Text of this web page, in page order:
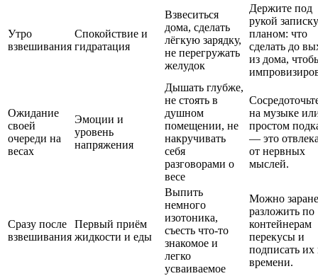
Утро
взвешивания
Спокойствие и
гидратация
Взвеситься
дома, сделать
лёгкую зарядку,
не перегружать
желудок
Держите под
рукой
планом: что
сделать до
из дома,
Ожидание
своей
очереди на
весах
Эмоции и
уровень
напряжения
Дышать глубже,
не стоять в
душном
помещении, не
накручивать
себя
разговорами о
весе
на музыке
простом
— это
от нервных
мыслей.
Сразу после
взвешивания
Первый приём
жидкости и еды
Выпить
немного
изотоника,
съесть что-то
знакомое и
легко
усваиваемое
Можно
разложить по
контейнерам
перекусы и
подписать их
времени.